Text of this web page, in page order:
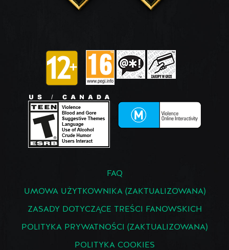
FAQ
UMOWA UŻYTKOWNIKA (ZAKTUALIZOWANA)
ZASADY DOTYCZĄCE TREŚCI FANOWSKICH
POLITYKA PRYWATNOŚCI (ZAKTUALIZOWANA)
POLITYKA COOKIES